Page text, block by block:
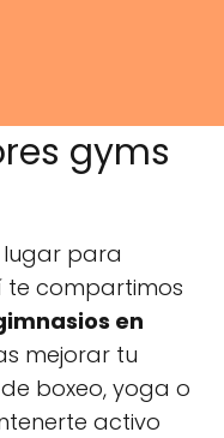
gyms
lugar para
te compartimos
en
mejorar tu
boxeo, yoga o
activo